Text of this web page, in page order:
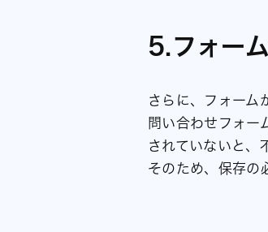
5.フォー
さらに、フォーム
問い合わせフォー
されていないと、
そのため、保存の